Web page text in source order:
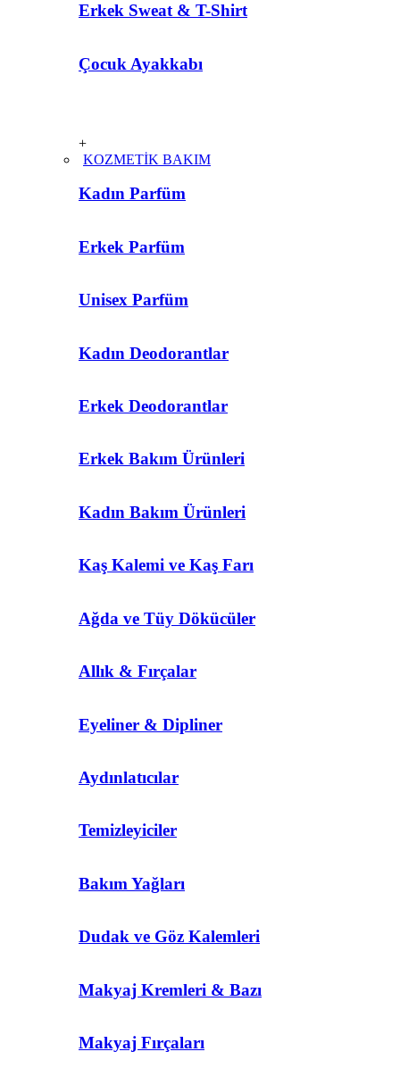
Erkek Sweat & T-Shirt
Çocuk Ayakkabı
+
KOZMETİK BAKIM
Kadın Parfüm
Erkek Parfüm
Unisex Parfüm
Kadın Deodorantlar
Erkek Deodorantlar
Erkek Bakım Ürünleri
Kadın Bakım Ürünleri
Kaş Kalemi ve Kaş Farı
Ağda ve Tüy Dökücüler
Allık & Fırçalar
Eyeliner & Dipliner
Aydınlatıcılar
Temizleyiciler
Bakım Yağları
Dudak ve Göz Kalemleri
Makyaj Kremleri & Bazı
Makyaj Fırçaları